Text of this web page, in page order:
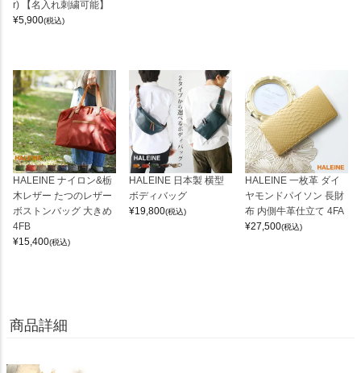
r) 【名入れ刺繍可能】
¥5,900(税込)
HALEINE ナイロン&栃
木レザー たつのレザー
ボストンバッグ 大きめ
4FB
¥15,400(税込)
HALEINE 日本製 横型
ボディバッグ
¥19,800(税込)
HALEINE 一枚革 ダイ
ヤモンドパイソン 長財
布 内側牛革仕立て 4FA
¥27,500(税込)
商品詳細